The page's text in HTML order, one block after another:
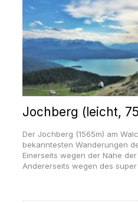
Jochberg (leicht,
Der Jochberg (1565m) am
bekanntesten Wanderungen
Einerseits wegen der Nähe
Andererseits wegen des